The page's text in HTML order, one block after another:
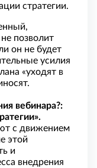
стратегии.
позволит
он не будет
усилия
«уходят в
вебинара?:
с движением
этой
и
внедрения